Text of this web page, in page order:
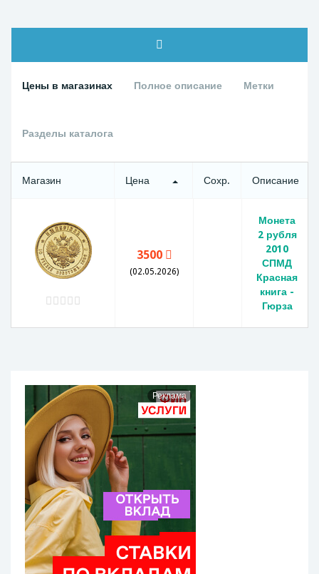
Цены в магазинах Полное описание Метки
Разделы каталога
Магазин Цена Сохр. Описание
3500
(02.05.2026)
Монета
2 рубля
2010
СПМД
Красная
книга -
Гюрза
Реклама